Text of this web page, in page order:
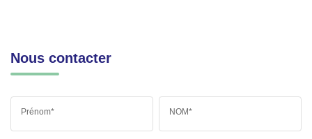
Nous contacter
Prénom* NOM*